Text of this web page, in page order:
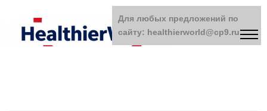
Для любых предложений по
сайту: healthierworld@cp9.ru